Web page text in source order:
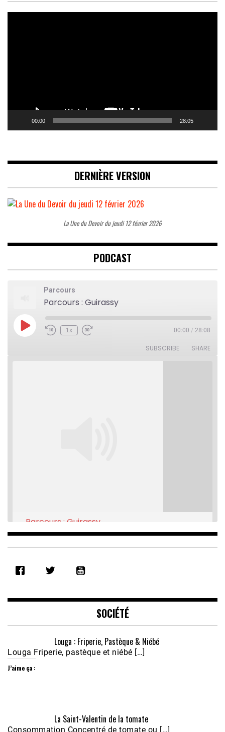
00:00 28:05
DERNIÈRE VERSION
La Une du Devoir du jeudi 12 février 2026
PODCAST
Parcours
Parcours : Guirassy
Play
Episode
Rewind
1x
Fast
00:00 / 28:08
SUBSCRIBE SHARE
RSS FEED
EMBED
Parcours : Guirassy
Feb 16, 2021 • 28:08
Nobana (Podologue)
Feb 24, 2021 • 28mn
SOCIÉTÉ
Louga : Friperie, Pastèque & Niébé
Louga Friperie, pastèque et niébé […]
J’aime ça :
La Saint-Valentin de la tomate
Consommation Concentré de tomate ou […]